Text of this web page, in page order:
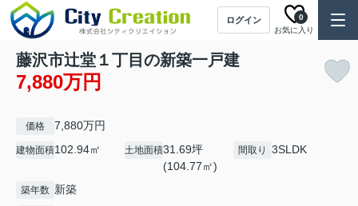
ログイン
お気に入り
0
藤沢市辻堂１丁目の新築一戸建
7,880万円
価格 7,880万円
建物面積102.94㎡ 土地面積31.69坪
(104.77㎡)
間取り 3SLDK
築年数 新築